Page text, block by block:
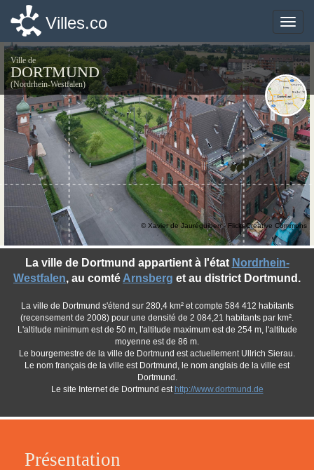
Toggle
Villes.co
Ville de
DORTMUND
(Nordrhein-Westfalen)
Présentation
La ville de Dortmund appartient à l'état Nordrhein-
Westfalen, au comté Arnsberg et au district Dortmund.
La ville de Dortmund s'étend sur 280,4 km² et compte 584 412 habitants
(recensement de 2008) pour une densité de 2 084,21 habitants par km².
L'altitude minimum est de 50 m, l'altitude maximum est de 254 m, l'altitude
moyenne est de 86 m.
Le bourgemestre de la ville de Dortmund est actuellement Ullrich Sierau.
Le nom français de la ville est Dortmund, le nom anglais de la ville est
Dortmund.
Le site Internet de Dortmund est http://www.dortmund.de
© Xavier de Jauréguiberr - Flickr Creative Commons
Toggle
Villes.co